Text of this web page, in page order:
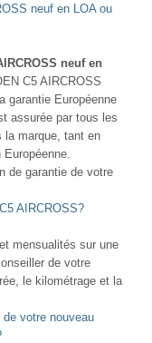
neuf en LOA ou
neuf en
C5 AIRCROSS
garantie Européenne
assurée par tous les
la marque, tant en
de garantie de votre
AIRCROSS?
mensualités sur une
de votre
le kilométrage et la
votre nouveau